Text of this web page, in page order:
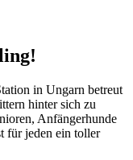
in Ungarn betreut
hinter sich zu
Anfängerhunde
für jeden ein toller